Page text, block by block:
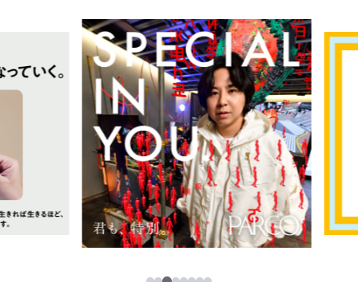
レストラン・カフェ
TAX FREE
PARCOメンバーズ
JP
ภาษาไทย